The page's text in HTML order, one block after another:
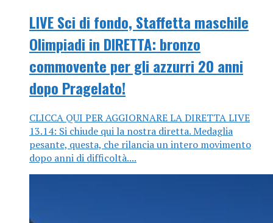
LIVE Sci di fondo, Staffetta maschile
Olimpiadi in DIRETTA: bronzo
commovente per gli azzurri 20 anni
dopo Pragelato!
CLICCA QUI PER AGGIORNARE LA DIRETTA LIVE
13.14: Si chiude qui la nostra diretta. Medaglia
pesante, questa, che rilancia un intero movimento
dopo anni di difficoltà....